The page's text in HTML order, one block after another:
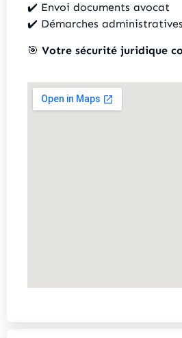
✔️ Envoi documents avocat
✔️ Démarches administratives
🎯 Votre sécurité juridique